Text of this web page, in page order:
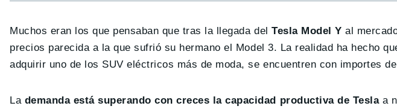
Muchos eran los que pensaban que tras la llegada delTesla Model Y al
precios parecida a la que sufrió su hermano el Model 3. La realidad ha hecho
adquirir uno de los SUV eléctricos más de moda, se encuentren con importes
La demanda está superando con creces la capacidad productiva de Teslaa